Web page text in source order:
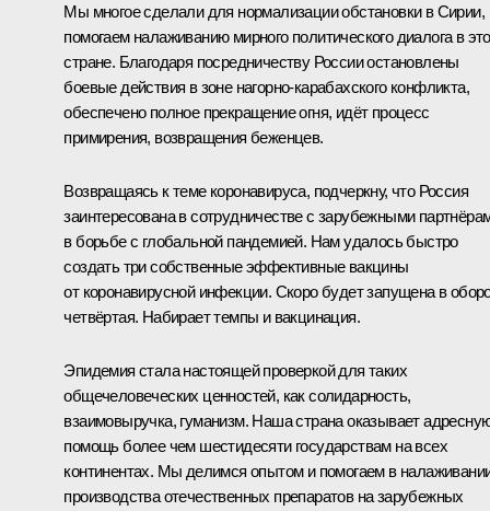
Мы многое сделали для нормализации обстановки в Сирии,
помогаем налаживанию мирного политического диалога в
стране. Благодаря посредничеству России остановлены
боевые действия в зоне нагорно-карабахского конфликта,
обеспечено полное прекращение огня, идёт процесс
примирения, возвращения беженцев.
Возвращаясь к теме коронавируса, подчеркну, что Россия
заинтересована в сотрудничестве с зарубежными
в борьбе с глобальной пандемией. Нам удалось быстро
создать три собственные эффективные вакцины
от коронавирусной инфекции. Скоро будет запущена в
четвёртая. Набирает темпы и вакцинация.
Эпидемия стала настоящей проверкой для таких
общечеловеческих ценностей, как солидарность,
взаимовыручка, гуманизм. Наша страна оказывает
помощь более чем шестидесяти государствам на всех
континентах. Мы делимся опытом и помогаем в
производства отечественных препаратов на зарубежных